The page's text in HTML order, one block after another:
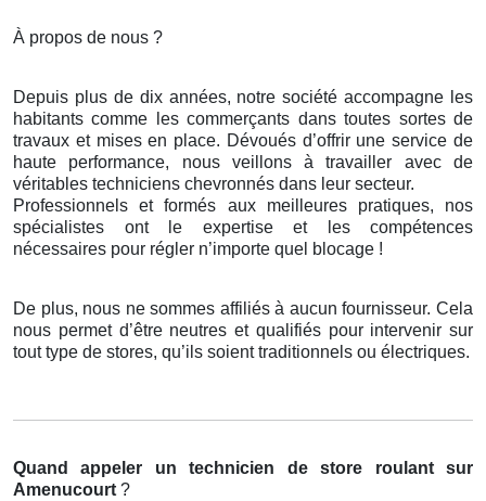
À propos de nous ?
Depuis plus de dix années, notre société accompagne les
habitants comme les commerçants dans toutes sortes de
travaux et mises en place. Dévoués d’offrir une service de
haute performance, nous veillons à travailler avec de
véritables techniciens chevronnés dans leur secteur.
Professionnels et formés aux meilleures pratiques, nos
spécialistes ont le expertise et les compétences
nécessaires pour régler n’importe quel blocage !
De plus, nous ne sommes affiliés à aucun fournisseur. Cela
nous permet d’être neutres et qualifiés pour intervenir sur
tout type de stores, qu’ils soient traditionnels ou électriques.
Quand appeler un technicien de store roulant
sur
Amenucourt ?